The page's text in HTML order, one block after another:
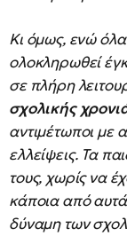
Κι όμως, ενώ
ολοκληρωθεί
σε πλήρη
σχολικής
αντιμέτωποι με
ελλείψεις. Τα
τους, χωρίς να
κάποια από
δύναμη των